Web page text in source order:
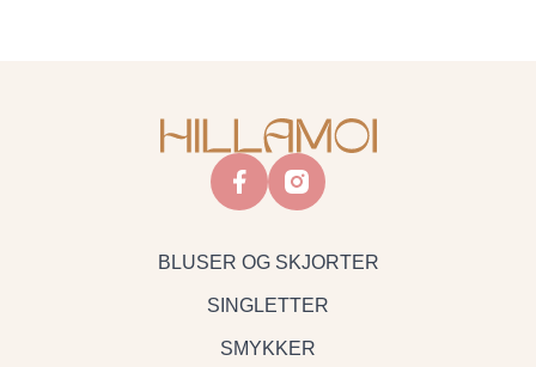
facebookinstagram
BLUSER OG SKJORTER
SINGLETTER
SMYKKER